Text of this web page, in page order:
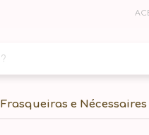
Frasqueiras e Nécessaires